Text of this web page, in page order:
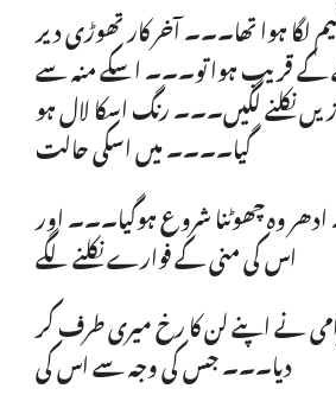
ہوا تھا۔۔۔ آخر کار تھوڑی دیر
قریب ہوا تو۔۔۔ اسکے منہ سے
نکلنے لگیں۔۔۔ رنگ اسکا لال ہو
گیا۔۔۔۔ میں اسکی حالت
وہ چھوٹنا شروع ہوگیا۔۔۔ اور
اس کی منی کے فوارے نکلنے لگے
نے اپنے لن کا رخ میری طرف کر
دیا۔۔۔ جس کی وجہ سے اس کی